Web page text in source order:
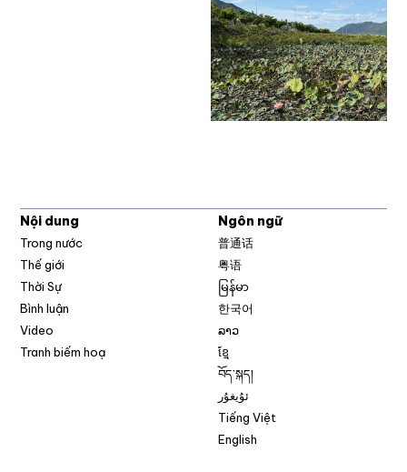
Nội dung
Trong nước
Thế giới
Thời Sự
Bình luận
Video
Tranh biếm hoạ
Ngôn ngữ
普通话
粤语
မြန်မာ
한국어
ລາວ
ខ្មែ
བོད་སྐད།
ئۇيغۇر
Tiếng Việt
English